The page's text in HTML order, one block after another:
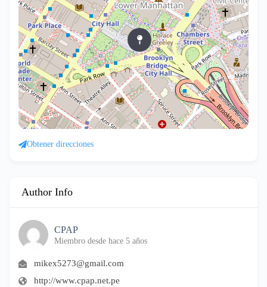
Obtener direcciones
Author Info
CPAP
Miembro desde hace 5 años
mikex5273@gmail.com
http://www.cpap.net.pe